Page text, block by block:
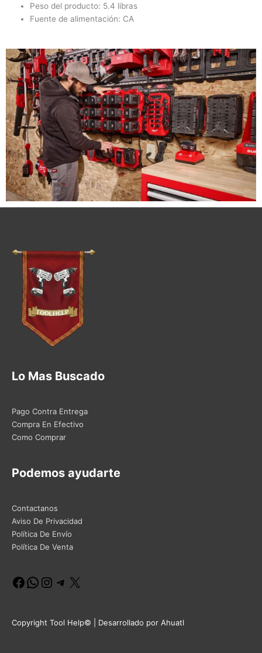
Peso del producto: 5.4 libras
Fuente de alimentación: CA
Lo Mas Buscado
Pago Contra Entrega
Compra En Efectivo
Como Comprar
Podemos ayudarte
Contactanos
Aviso De Privacidad
Política De Envío
Política De Venta
Facebook
WhatsApp
Instagram
Telegram
Copyright Tool Help© | Desarrollado por Ahuatl